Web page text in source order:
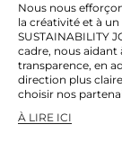
Nous nous
la créativité et à
SUSTAINABILITY
cadre, nous aidant
transparence, en
direction plus
choisir nos
À LIRE ICI